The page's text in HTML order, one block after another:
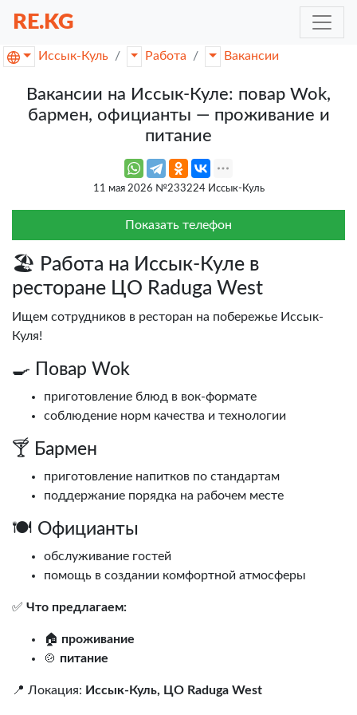
RE.KG
Иссык-Куль Работа Вакансии
Вакансии на Иссык-Куле: повар Wok,
бармен, официанты — проживание и
питание
11 мая 2026 №233224 Иссык-Куль
Показать телефон
🏖️ Работа на Иссык-Куле в
ресторане ЦО Raduga West
Ищем сотрудников в ресторан на побережье Иссык-
Куля!
🍳 Повар Wok
приготовление блюд в вок-формате
соблюдение норм качества и технологии
🍸 Бармен
приготовление напитков по стандартам
поддержание порядка на рабочем месте
🍽️ Официанты
обслуживание гостей
помощь в создании комфортной атмосферы
✅ Что предлагаем:
🏠 проживание
🍲 питание
📍 Локация: Иссык-Куль, ЦО Raduga West